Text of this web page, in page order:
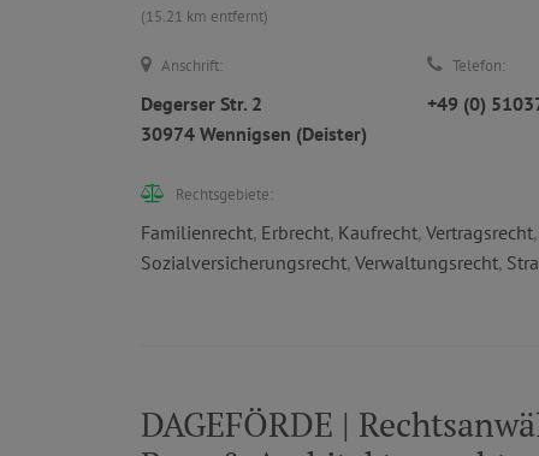
(15.21 km entfernt)
Anschrift:
Degerser Str. 2
30974 Wennigsen (Deister)
Telefon:
+49 (0)
Rechtsgebiete:
Familienrecht, Erbrecht, Kaufrecht, Vertragsrecht
Sozialversicherungsrecht, Verwaltungsrecht,
DAGEFÖRDE |